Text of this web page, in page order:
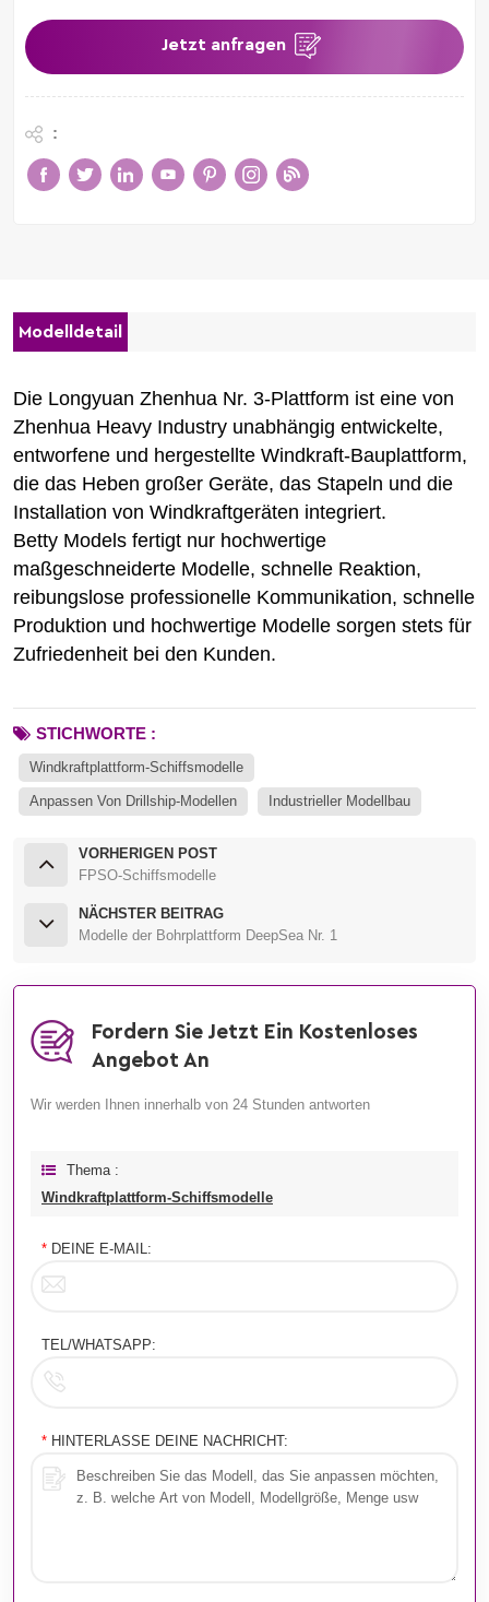
Jetzt anfragen
:
Modelldetail
Die Longyuan Zhenhua Nr. 3-Plattform ist eine von
Zhenhua Heavy Industry unabhängig entwickelte,
entworfene und hergestellte Windkraft-Bauplattform,
die das Heben großer Geräte, das Stapeln und die
Installation von Windkraftgeräten integriert.
Betty Models fertigt nur hochwertige
maßgeschneiderte Modelle, schnelle Reaktion,
reibungslose professionelle Kommunikation, schnelle
Produktion und hochwertige Modelle sorgen stets für
Zufriedenheit bei den Kunden.
STICHWORTE :
Windkraftplattform-Schiffsmodelle
Anpassen Von Drillship-Modellen Industrieller Modellbau
VORHERIGEN POST
FPSO-Schiffsmodelle
NÄCHSTER BEITRAG
Modelle der Bohrplattform DeepSea Nr. 1
Fordern Sie Jetzt Ein Kostenloses
Angebot An
Wir werden Ihnen innerhalb von 24 Stunden antworten
Thema :
Windkraftplattform-Schiffsmodelle
* DEINE E-MAIL:
TEL/WHATSAPP:
* HINTERLASSE DEINE NACHRICHT: